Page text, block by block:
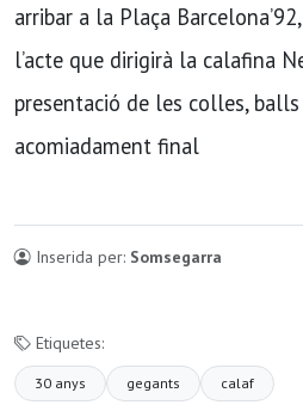
arribar a la Plaça
l’acte que dirigirà la calafina
presentació de les colles,
acomiadament final
Inserida per: Somsegarra
Etiquetes:
30 anys gegants calaf